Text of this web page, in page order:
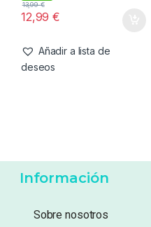
12,99€
13,99€
Añadir a lista de
deseos
Información
Sobre nosotros